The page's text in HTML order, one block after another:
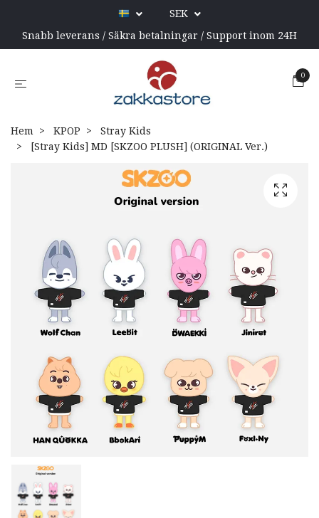
SEK
Snabb leverans / Säkra betalningar / Support inom 24H
0
Hem KPOP
Stray Kids
[Stray Kids] MD [SKZOO PLUSH] (ORIGINAL Ver.)